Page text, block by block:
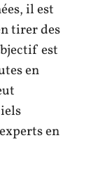
il est
tirer des
est
en
en